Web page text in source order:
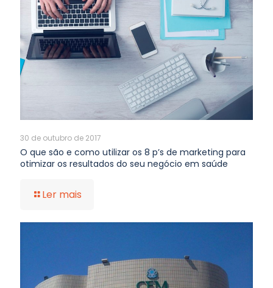
30 de outubro de 2017
O que são e como utilizar os 8 p’s de marketing para
otimizar os resultados do seu negócio em saúde
Ler mais